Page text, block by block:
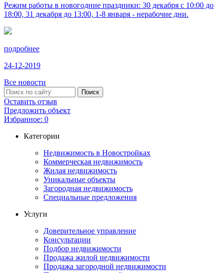
Режим работы в новогодние праздники: 30 декабря с 10:00 до
18:00, 31 декабря до 13:00, 1-8 января - нерабочие дни.
подробнее
24-12-2019
Все новости
Оставить отзыв
Предложить объект
Избранное: 0
Категории
Недвижимость в Новостройках
Коммерческая недвижимость
Жилая недвижимость
Уникальные объекты
Загородная недвижимость
Специальные предложения
Услуги
Доверительное управление
Консультации
Подбор недвижимости
Продажа жилой недвижимости
Продажа загородной недвижимости